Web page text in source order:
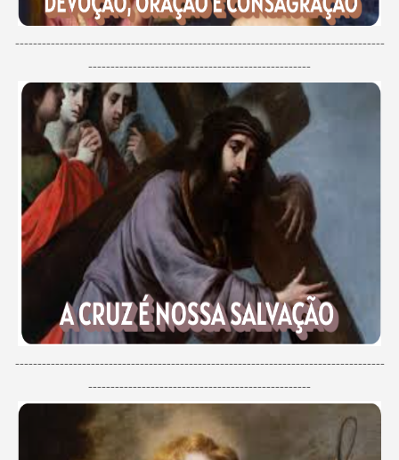
-----------------------------------------------------------------------------------
--------------------------------------------------
-----------------------------------------------------------------------------------
--------------------------------------------------